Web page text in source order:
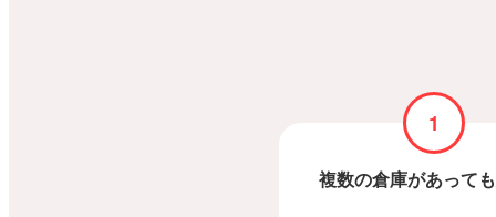
1
複数の倉庫があって